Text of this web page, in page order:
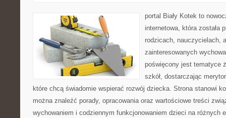
portal Biały Kotek to
internetowa, która została
rodzicach, nauczycielach,
zainteresowanych
poświęcony jest tematyce
szkół, dostarczając
które chcą świadomie wspierać rozwój dziecka. Strona stanowi
można znaleźć porady, opracowania oraz wartościowe treści
wychowaniem i codziennym funkcjonowaniem dzieci na różnych